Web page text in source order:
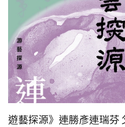
遊藝探源》連勝彥連瑞芬